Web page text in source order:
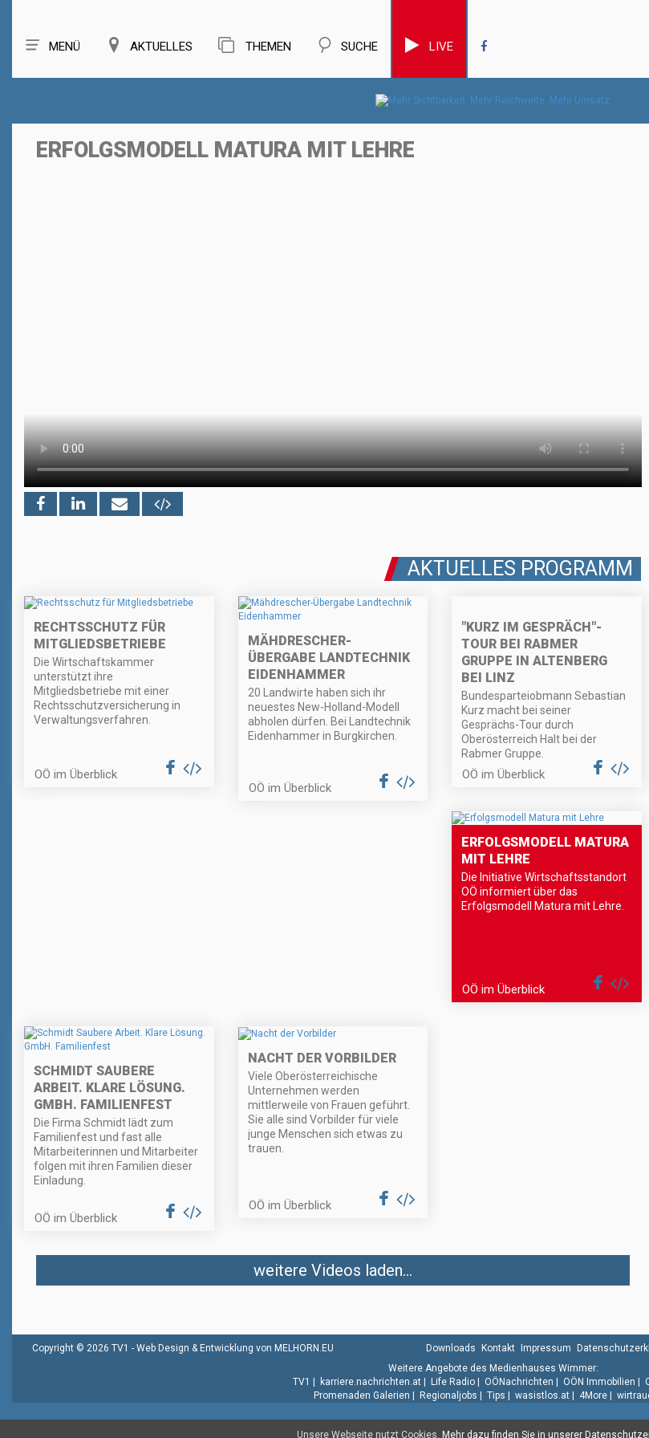
MENÜ AKTUELLES THEMEN SUCHE LIVE
ERFOLGSMODELL MATURA MIT LEHRE
AKTUELLES PROGRAMM
RECHTSSCHUTZ FÜR
MITGLIEDSBETRIEBE
Die Wirtschaftskammer
unterstützt ihre
Mitgliedsbetriebe mit einer
Rechtsschutzversicherung in
Verwaltungsverfahren.
OÖ im Überblick
MÄHDRESCHER-
ÜBERGABE LANDTECHNIK
EIDENHAMMER
20 Landwirte haben sich ihr
neuestes New-Holland-Modell
abholen dürfen. Bei Landtechnik
Eidenhammer in Burgkirchen.
OÖ im Überblick
"KURZ IM GESPRÄCH"-
TOUR BEI RABMER
GRUPPE IN ALTENBERG
BEI LINZ
Bundesparteiobmann Sebastian
Kurz macht bei seiner
Gesprächs-Tour durch
Oberösterreich Halt bei der
Rabmer Gruppe.
OÖ im Überblick
ERFOLGSMODELL MATURA
MIT LEHRE
Die Initiative Wirtschaftsstandort
OÖ informiert über das
Erfolgsmodell Matura mit Lehre.
OÖ im Überblick
SCHMIDT SAUBERE
ARBEIT. KLARE LÖSUNG.
GMBH. FAMILIENFEST
Die Firma Schmidt lädt zum
Familienfest und fast alle
Mitarbeiterinnen und Mitarbeiter
folgen mit ihren Familien dieser
Einladung.
OÖ im Überblick
NACHT DER VORBILDER
Viele Oberösterreichische
Unternehmen werden
mittlerweile von Frauen geführt.
Sie alle sind Vorbilder für viele
junge Menschen sich etwas zu
trauen.
OÖ im Überblick
weitere Videos laden...
Unsere Webseite nutzt Cookies. Mehr dazu finden Sie in unserer
Copyright © 2026 TV1 - Web Design & Entwicklung von MELHORN.EU Downloads Kontakt Impressum
Weitere Angebote des Medienhauses Wimmer:
TV1 | karriere.nachrichten.at | Life Radio | OÖNachrichten | OÖN Immobilien |
Promenaden Galerien | Regionaljobs | Tips | wasistlos.at | 4More |